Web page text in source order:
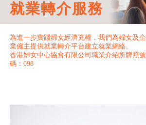
就業轉介服務
為進一步實踐婦女經濟充權，我們為婦女及企
業僱主提供就業轉介平台建立就業網絡。
香港婦女中心協會有限公司職業介紹所牌照號
碼：098